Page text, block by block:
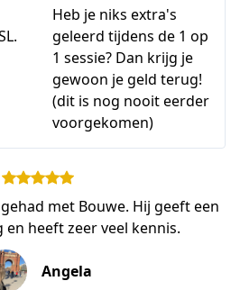
Heb je niks extra's
geleerd tijdens de 1 op
1 sessie? Dan krijg je
gewoon je geld terug!
(dit is nog nooit eerder
voorgekomen)
met Bouwe. Hij geeft een
heeft zeer veel kennis.
Angela